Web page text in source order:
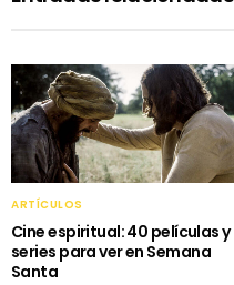
ARTÍCULOS
Cine espiritual: 40 películas y
series para ver en Semana
Santa